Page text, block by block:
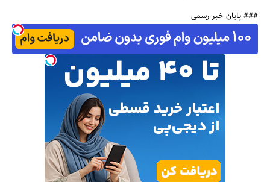
### پایان خبر رسمی